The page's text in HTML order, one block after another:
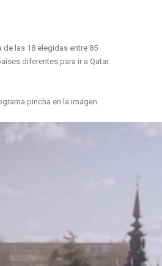
de las 18 elegidas entre 85
diferentes para ir a Qatar.
pincha en la imagen.